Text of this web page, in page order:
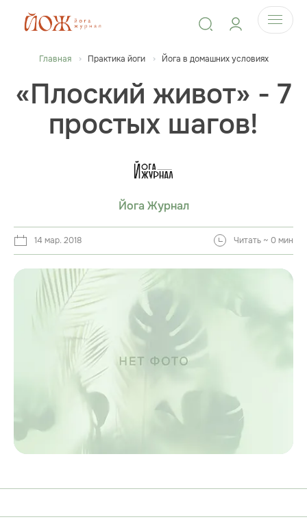
Главная Практика йоги Йога в домашних условиях
«Плоский живот» - 7
простых шагов!
Йога Журнал
14 мар. 2018 Читать ~ 0 мин